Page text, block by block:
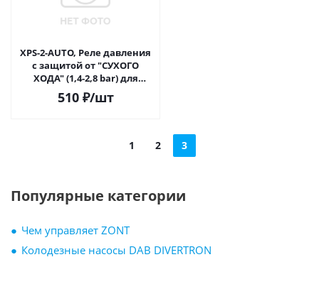
XPS-2-AUTO, Реле давления
c защитой от "СУХОГО
ХОДА" (1,4-2,8 bar) для
насосов и станций
510₽/шт
1 2 3
Популярные категории
Чем управляет ZONT
Колодезные насосы DAB DIVERTRON